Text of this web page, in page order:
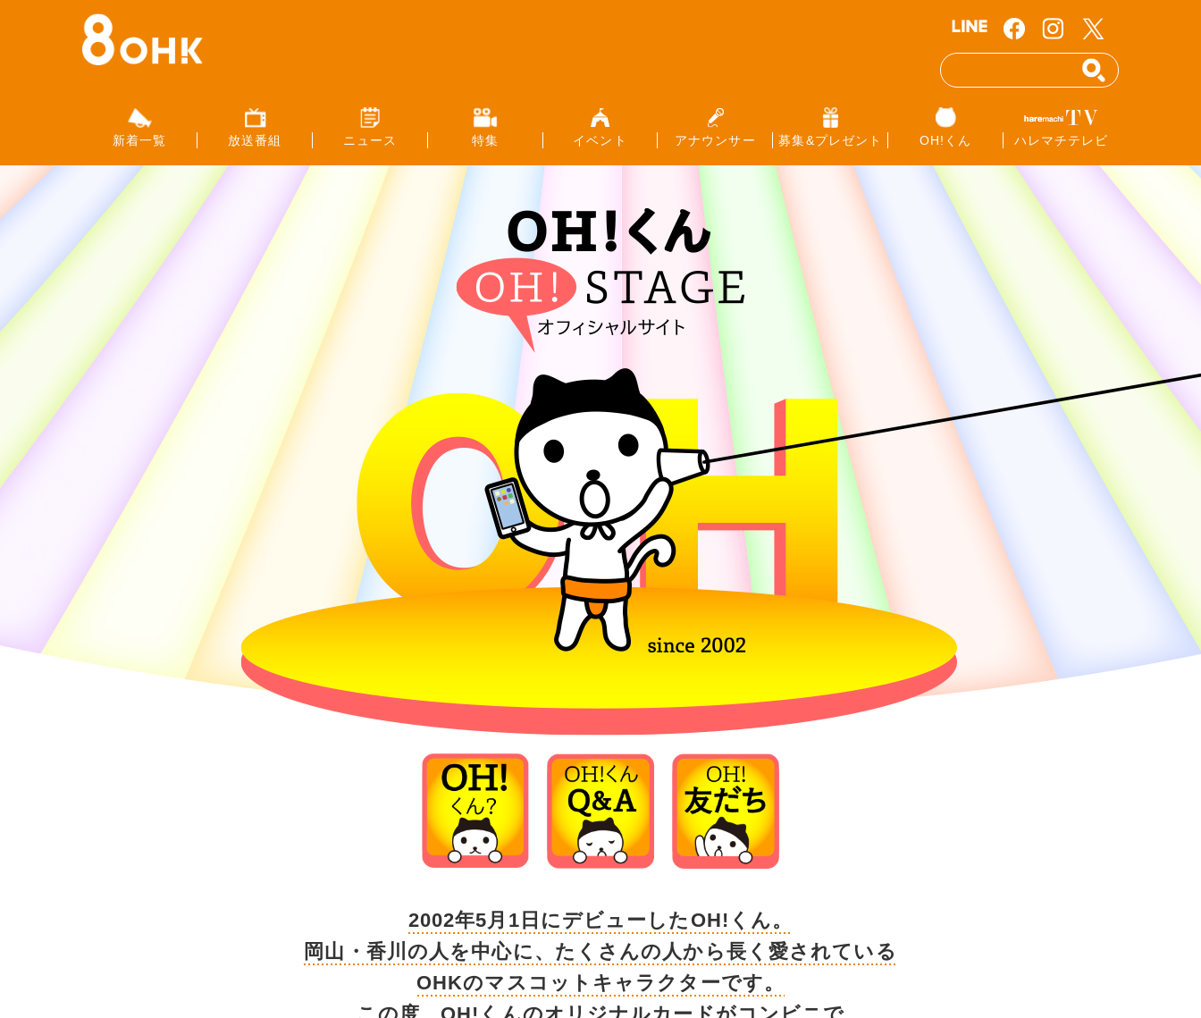
新着一覧 放送番組 ニュース 特集 イベント アナウンサー 募集&プレゼント OH!くん ハレマチテレビ
2002年5月1日にデビューしたOH!くん。
岡山・香川の人を中心に、たくさんの人から長く愛されている
OHKのマスコットキャラクターです。